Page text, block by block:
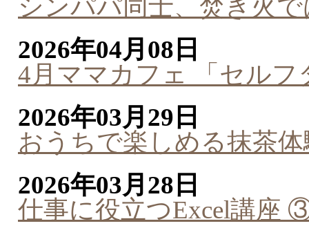
シンパパ同士、焚き火
2026年04月08日
4月ママカフェ 「セル
2026年03月29日
おうちで楽しめる抹茶体
2026年03月28日
仕事に役立つExcel講座